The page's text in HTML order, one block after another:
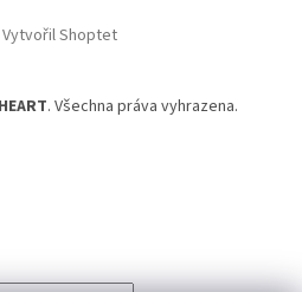
Vytvořil Shoptet
. Všechna práva vyhrazena.